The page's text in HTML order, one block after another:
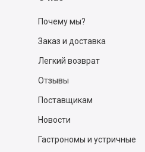
Почему мы?
Заказ и доставка
Легкий возврат
Отзывы
Поставщикам
Новости
Гастрономы и устричные